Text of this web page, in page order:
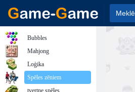
Bubbles
Mahjong
Loģika
Spēles zēniem
tvertne spēles